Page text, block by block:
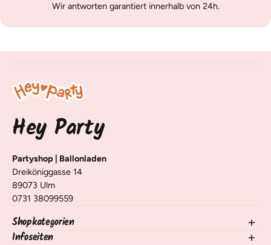
Wir antworten garantiert innerhalb von 24h.
Hey Party
Partyshop | Ballonladen
Dreiköniggasse 14
89073 Ulm
0731 38099559
Shopkategorien
NEU im Shop
Infoseiten